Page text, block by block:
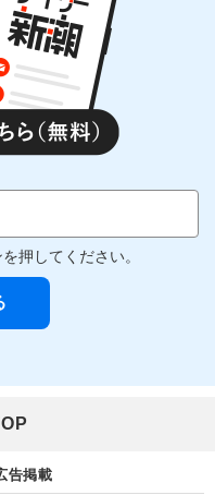
押してください。
告掲載